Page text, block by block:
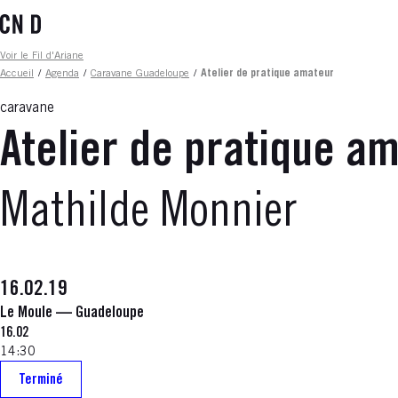
au
principal
Fil d'ariane
Voir le Fil d'Ariane
Accueil
/ Agenda / Caravane Guadeloupe / Atelier de pratique amateur
caravane
Atelier de pratique
Mathilde Monnier
16.02.19
Le Moule — Guadeloupe
16.02
14:30
Terminé